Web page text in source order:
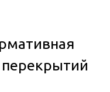
перекрытий